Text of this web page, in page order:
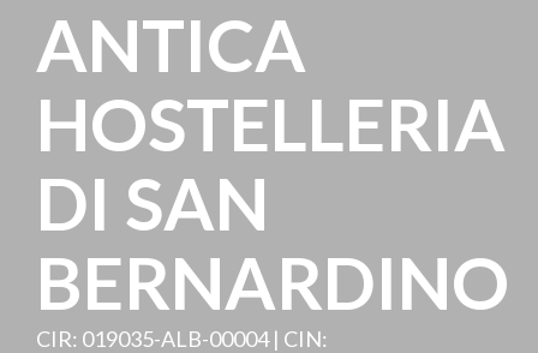
ANTICA
HOSTELLERIA
DI SAN
BERNARDINO
CIR: 019035-ALB-00004 | CIN: